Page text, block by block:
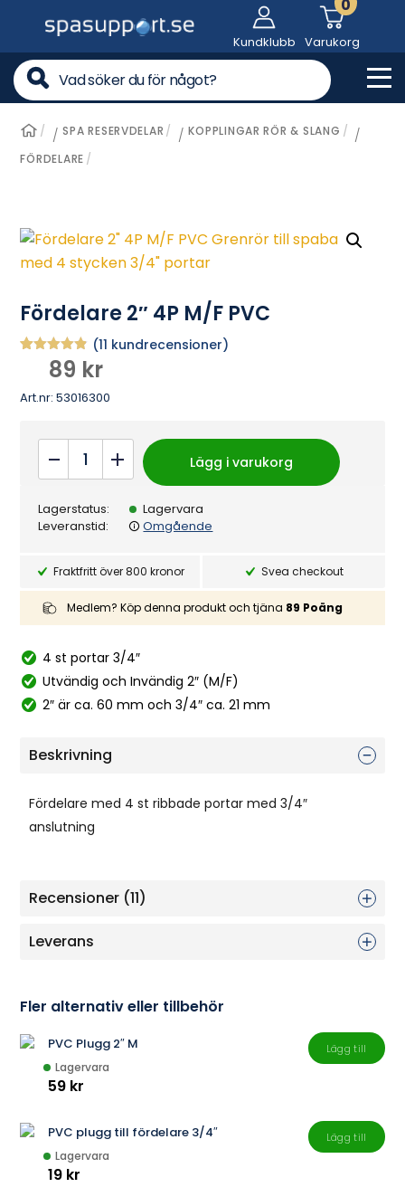
content
Kundklubb
0
Varukorg
/SPA RESERVDELAR /KOPPLINGAR RÖR & SLANG /
FÖRDELARE
Fördelare 2″ 4P M/F PVC
Betygsatt
av 5
kundrecen
(11 kundrecensioner)
89 kr
Art.nr:53016300
Fördelare
2"
M/F
quantity
Lägg i varukorg
Lagerstatus:
Lagervara
Leveranstid:
Omgående
Fraktfritt över 800 kronor Svea checkout
Medlem? Köp denna produkt och tjäna 89 Poäng
4 st portar 3/4″
Utvändig och Invändig 2″ (M/F)
2″ är ca. 60 mm och 3/4″ ca. 21 mm
Beskrivning
Fördelare med 4 st ribbade portar med 3/4″
anslutning
Recensioner (11)
Leverans
Fler alternativ eller tillbehör
PVC Plugg 2″ M
Lagervara
59 kr
Lägg till
PVC plugg till fördelare 3/4″
Lagervara
19 kr
Lägg till